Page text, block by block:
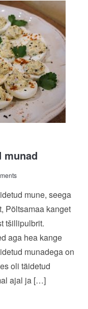
munad
mune, seega
Põltsamaa kanget
tšillipulbrit.
aga hea kange
munadega on
oli täidetud
ajal ja […]